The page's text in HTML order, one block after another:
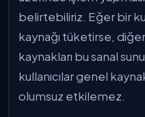
belirtebiliriz. Eğer bir
kaynağı tüketirse, diğer
kaynakları bu sanal
kullanıcılar genel
olumsuz etkilemez.